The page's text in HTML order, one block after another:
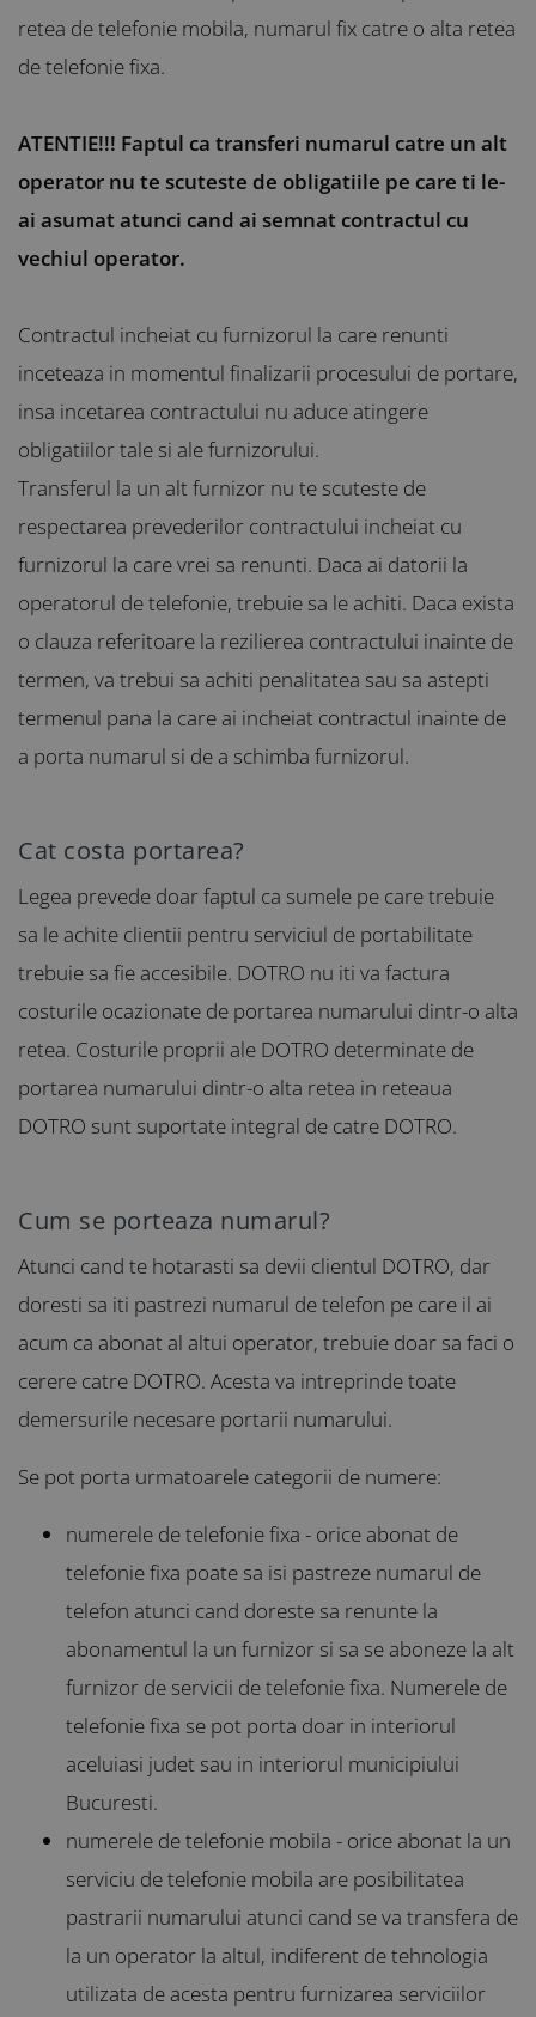
retea de telefonie mobila, numarul fix catre o alta retea
de telefonie fixa.
ATENTIE!!! Faptul ca transferi numarul catre un alt
operator nu te scuteste de obligatiile pe care ti le-
ai asumat atunci cand ai semnat contractul cu
vechiul operator.
Contractul incheiat cu furnizorul la care renunti
inceteaza in momentul finalizarii procesului de portare,
insa incetarea contractului nu aduce atingere
obligatiilor tale si ale furnizorului.
Transferul la un alt furnizor nu te scuteste de
respectarea prevederilor contractului incheiat cu
furnizorul la care vrei sa renunti. Daca ai datorii la
operatorul de telefonie, trebuie sa le achiti. Daca exista
o clauza referitoare la rezilierea contractului inainte de
termen, va trebui sa achiti penalitatea sau sa astepti
termenul pana la care ai incheiat contractul inainte de
a porta numarul si de a schimba furnizorul.
Cat costa portarea?
Legea prevede doar faptul ca sumele pe care trebuie
sa le achite clientii pentru serviciul de portabilitate
trebuie sa fie accesibile. DOTRO nu iti va factura
costurile ocazionate de portarea numarului dintr-o alta
retea. Costurile proprii ale DOTRO determinate de
portarea numarului dintr-o alta retea in reteaua
DOTRO sunt suportate integral de catre DOTRO.
Cum se porteaza numarul?
Atunci cand te hotarasti sa devii clientul DOTRO, dar
doresti sa iti pastrezi numarul de telefon pe care il ai
acum ca abonat al altui operator, trebuie doar sa faci o
cerere catre DOTRO. Acesta va intreprinde toate
demersurile necesare portarii numarului.
Se pot porta urmatoarele categorii de numere:
numerele de telefonie fixa - orice abonat de
telefonie fixa poate sa isi pastreze numarul de
telefon atunci cand doreste sa renunte la
abonamentul la un furnizor si sa se aboneze la alt
furnizor de servicii de telefonie fixa. Numerele de
telefonie fixa se pot porta doar in interiorul
aceluiasi judet sau in interiorul municipiului
Bucuresti.
numerele de telefonie mobila - orice abonat la un
serviciu de telefonie mobila are posibilitatea
pastrarii numarului atunci cand se va transfera de
la un operator la altul, indiferent de tehnologia
utilizata de acesta pentru furnizarea serviciilor